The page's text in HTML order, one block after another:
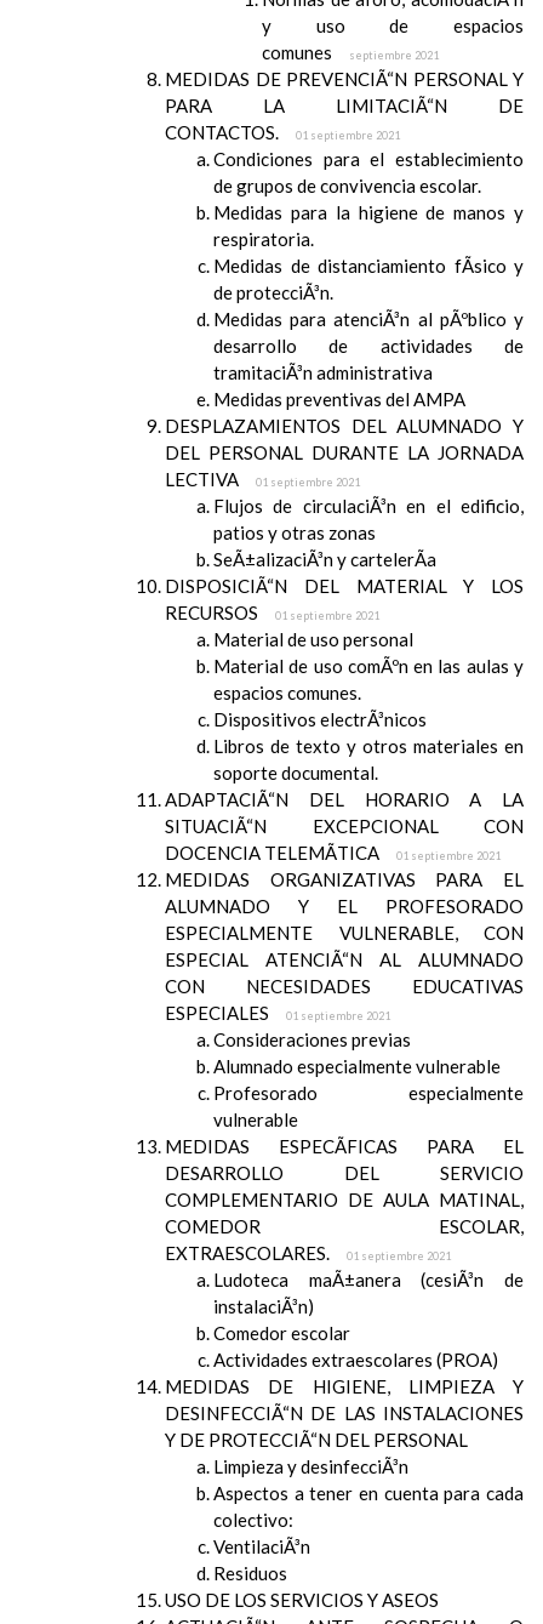
y uso de espacios
comunes
septiembre 2021
MEDIDAS DE PREVENCIÃ“N PERSONAL Y
PARA LA LIMITACIÃ“N DE
CONTACTOS.
01 septiembre 2021
Condiciones para el establecimiento
de grupos de convivencia escolar.
Medidas para la higiene de manos y
respiratoria.
Medidas de distanciamiento fÃ­sico y
de protecciÃ³n.
Medidas para atenciÃ³n al pÃºblico y
desarrollo de actividades de
tramitaciÃ³n administrativa
Medidas preventivas del AMPA
DESPLAZAMIENTOS DEL ALUMNADO Y
DEL PERSONAL DURANTE LA JORNADA
LECTIVA
01 septiembre 2021
Flujos de circulaciÃ³n en el edificio,
patios y otras zonas
SeÃ±alizaciÃ³n y cartelerÃ­a
DISPOSICIÃ“N DEL MATERIAL Y LOS
RECURSOS
01 septiembre 2021
Material de uso personal
Material de uso comÃºn en las aulas y
espacios comunes.
Dispositivos electrÃ³nicos
Libros de texto y otros materiales en
soporte documental.
ADAPTACIÃ“N DEL HORARIO A LA
SITUACIÃ“N EXCEPCIONAL CON
DOCENCIA TELEMÃTICA
01 septiembre 2021
MEDIDAS ORGANIZATIVAS PARA EL
ALUMNADO Y EL PROFESORADO
ESPECIALMENTE VULNERABLE, CON
ESPECIAL ATENCIÃ“N AL ALUMNADO
CON NECESIDADES EDUCATIVAS
ESPECIALES
01 septiembre 2021
Consideraciones previas
Alumnado especialmente vulnerable
Profesorado especialmente
vulnerable
MEDIDAS ESPECÃFICAS PARA EL
DESARROLLO DEL SERVICIO
COMPLEMENTARIO DE AULA MATINAL,
COMEDOR ESCOLAR,
EXTRAESCOLARES.
01 septiembre 2021
Ludoteca maÃ±anera (cesiÃ³n de
instalaciÃ³n)
Comedor escolar
Actividades extraescolares (PROA)
MEDIDAS DE HIGIENE, LIMPIEZA Y
DESINFECCIÃ“N DE LAS INSTALACIONES
Y DE PROTECCIÃ“N DEL PERSONAL
Limpieza y desinfecciÃ³n
Aspectos a tener en cuenta para cada
colectivo:
VentilaciÃ³n
Residuos
USO DE LOS SERVICIOS Y ASEOS